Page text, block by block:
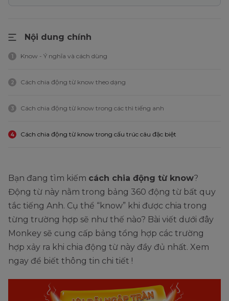
Nội dung chính
1 Know - Ý nghĩa và cách dùng
2 Cách chia động từ know theo dạng
3 Cách chia động từ know trong các thì tiếng anh
4 Cách chia động từ know trong cấu trúc câu đặc biệt
Bạn đang tìm kiếm cách chia động từ know?
Động từ này nằm trong bảng 360 động từ bất quy
tắc tiếng Anh. Cụ thể “know” khi được chia trong
từng trường hợp sẽ như thế nào? Bài viết dưới đây
Monkey sẽ cung cấp bảng tổng hợp các trường
hợp xảy ra khi chia động từ này đầy đủ nhất. Xem
ngay để biết thông tin chi tiết !